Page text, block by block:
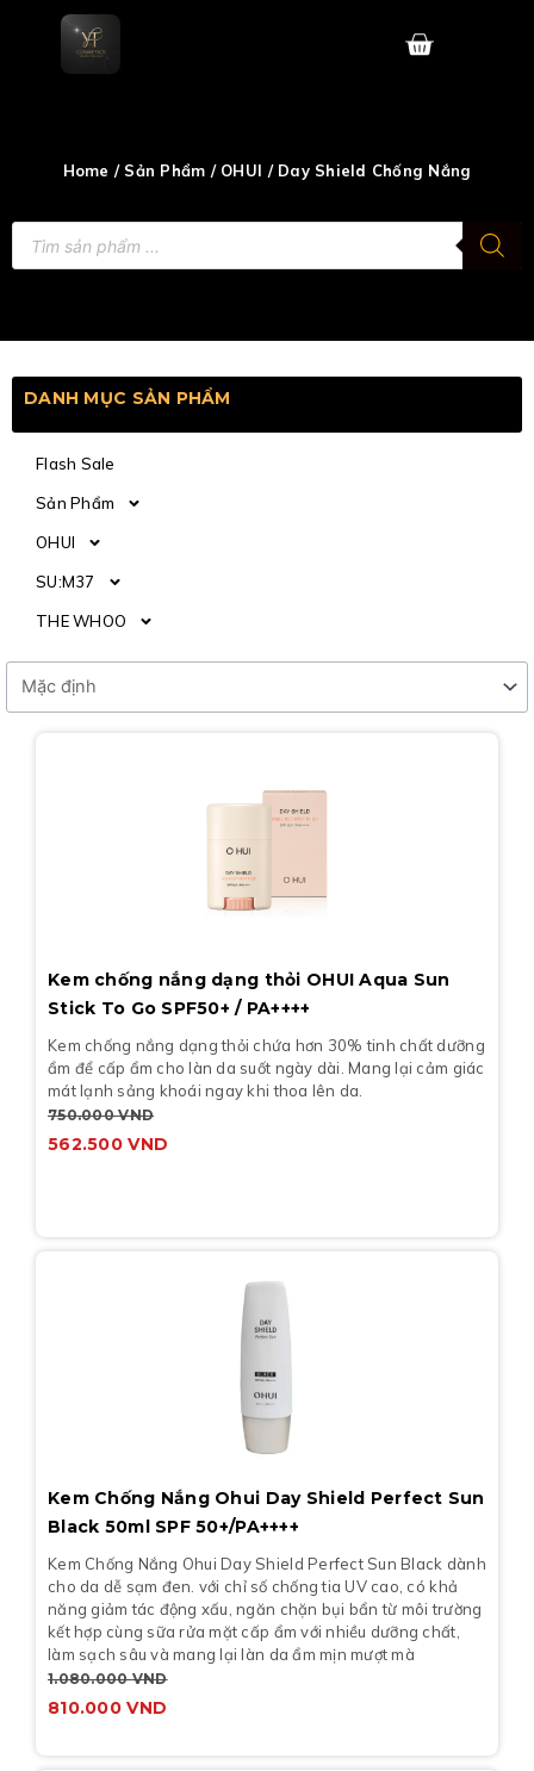
content
Home / Sản Phẩm / OHUI / Day Shield Chống Nắng
Tìm
kiếm
sản
DANH MỤC SẢN PHẨM
Flash Sale
Sản Phẩm
OHUI
SU:M37
THE WHOO
Kem chống nắng dạng thỏi OHUI Aqua Sun
Stick To Go SPF50+ / PA++++
Kem chống nắng dạng thỏi chứa hơn 30% tinh chất dưỡng
ẩm để cấp ẩm cho làn da suốt ngày dài. Mang lại cảm giác
mát lạnh sảng khoái ngay khi thoa lên da.
750.000VND
562.500VND
Kem Chống Nắng Ohui Day Shield Perfect Sun
Black 50ml SPF 50+/PA++++
Kem Chống Nắng Ohui Day Shield Perfect Sun Black dành
cho da dễ sạm đen. với chỉ số chống tia UV cao, có khả
năng giảm tác động xấu, ngăn chặn bụi bẩn từ môi trường
kết hợp cùng sữa rửa mặt cấp ẩm với nhiều dưỡng chất,
làm sạch sâu và mang lại làn da ẩm mịn mượt mà
1.080.000VND
810.000VND